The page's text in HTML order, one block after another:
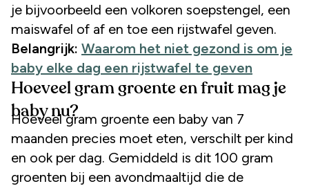
je bijvoorbeeld een volkoren soepstengel, een
maiswafel of af en toe een rijstwafel geven.
Belangrijk: Waarom het niet gezond is om je
baby elke dag een rijstwafel te geven
Hoeveel gram groente en fruit mag je
baby nu?
Hoeveel gram groente een baby van 7
maanden precies moet eten, verschilt per kind
en ook per dag. Gemiddeld is dit 100 gram
groenten bij een avondmaaltijd die de